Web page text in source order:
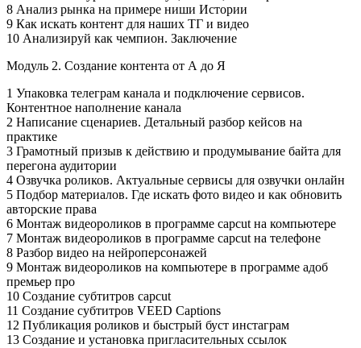
8 Анализ рынка на примере ниши Истории
9 Как искать контент для наших ТГ и видео
10 Анализируй как чемпион. Заключение
Модуль 2. Создание контента от А до Я
1 Упаковка телеграм канала и подключение сервисов.
Контентное наполнение канала
2 Написание сценариев. Детальный разбор кейсов на
практике
3 Грамотный призыв к действию и продумывание байта для
перегона аудитории
4 Озвучка роликов. Актуальные сервисы для озвучки онлайн
5 Подбор материалов. Где искать фото видео и как обновить
авторские права
6 Монтаж видеороликов в программе capcut на компьютере
7 Монтаж видеороликов в программе capcut на телефоне
8 Разбор видео на нейроперсонажей
9 Монтаж видеороликов на компьютере в программе адоб
премьер про
10 Создание субтитров capcut
11 Создание субтитров VEED Captions
12 Публикация роликов и быстрый буст инстаграм
13 Создание и установка пригласительных ссылок